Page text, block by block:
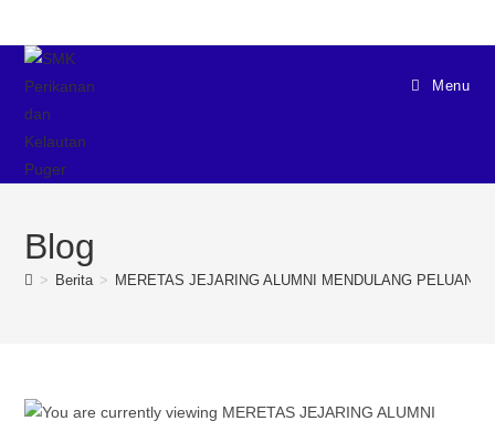
Menu
Blog
> Berita > MERETAS JEJARING ALUMNI MENDULANG PELUANG